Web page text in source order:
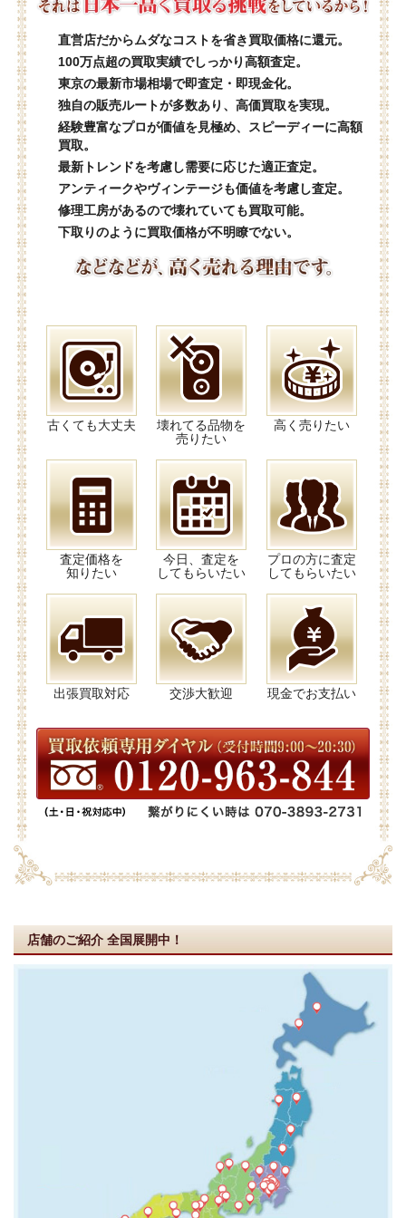
直営店だからムダなコストを省き買取価格に還元。
100万点超の買取実績でしっかり高額査定。
東京の最新市場相場で即査定・即現金化。
独自の販売ルートが多数あり、高価買取を実現。
経験豊富なプロが価値を見極め、スピーディーに高額
買取。
最新トレンドを考慮し需要に応じた適正査定。
アンティークやヴィンテージも価値を考慮し査定。
修理工房があるので壊れていても買取可能。
下取りのように買取価格が不明瞭でない。
古くても大丈夫
壊れてる品物を
売りたい
高く売りたい
査定価格を
知りたい
今日、査定を
してもらいたい
プロの方に査定
してもらいたい
出張買取対応 交渉大歓迎 現金でお支払い
店舗のご紹介 全国展開中！